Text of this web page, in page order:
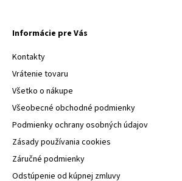
Informácie pre Vás
Kontakty
Vrátenie tovaru
Všetko o nákupe
Všeobecné obchodné podmienky
Podmienky ochrany osobných údajov
Zásady používania cookies
Záručné podmienky
Odstúpenie od kúpnej zmluvy